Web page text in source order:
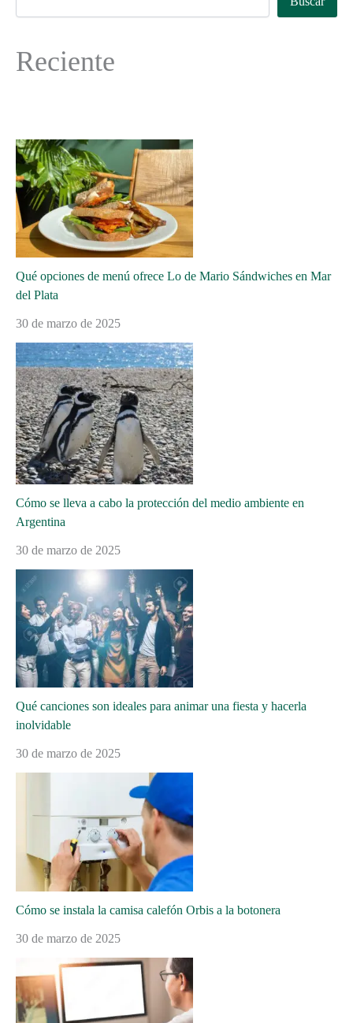
Reciente
Qué opciones de menú ofrece Lo de Mario Sándwiches en Mar
del Plata
30 de marzo de 2025
Cómo se lleva a cabo la protección del medio ambiente en
Argentina
30 de marzo de 2025
Qué canciones son ideales para animar una fiesta y hacerla
inolvidable
30 de marzo de 2025
Cómo se instala la camisa calefón Orbis a la botonera
30 de marzo de 2025